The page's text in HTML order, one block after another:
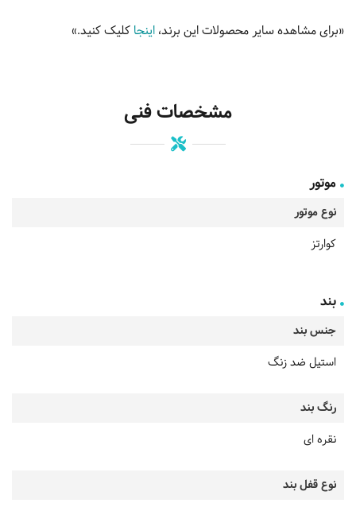
«برای مشاهده سایر محصولات این برند، اینجا کلیک کنید.»
مشخصات فنی
موتور
نوع موتور
کوارتز
بند
جنس بند
استیل ضد زنگ
رنگ بند
نقره ای
نوع قفل بند